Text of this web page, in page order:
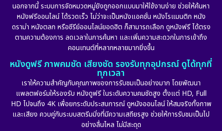
นอกจากนี้ ระบบการจัดหมวดหมู่ยังถูกออกแบบมาให้ใช้งานง่าย ช่วยให้ค้นหา
หนังฟรีออนไลน์ ได้รวดเร็ว ไม่ว่าจะเป็นหนังแอคชั่น หนังโรแมนติก หนัง
ดราม่า หนังตลก หรือซีรีย์ออนไลน์ยอดฮิต ก็สามารถเลือก ดูหนังฟรี ได้ตรง
ตามความต้องการ ลดเวลาในการค้นหา และเพิ่มความสะดวกในการเข้าถึง
คอนเทนต์ที่หลากหลายมากยิ่งขึ้น
หนังดูฟรี ภาพคมชัด เสียงชัด รองรับทุกอุปกรณ์ ดูได้ทุกที่
ทุกเวลา
เราให้ความสำคัญกับคุณภาพของการรับชมเป็นอย่างมาก โดยพัฒนา
แพลตฟอร์มให้รองรับ หนังดูฟรี ในระดับความคมชัดสูง ตั้งแต่ HD, Full
HD ไปจนถึง 4K เพื่อยกระดับประสบการณ์ ดูหนังออนไลน์ ให้สมจริงทั้งภาพ
และเสียง ควบคู่กับระบบสตรีมมิ่งที่มีความเสถียรสูง ช่วยให้การรับชมเป็นไป
อย่างลื่นไหล ไม่มีสะดุด